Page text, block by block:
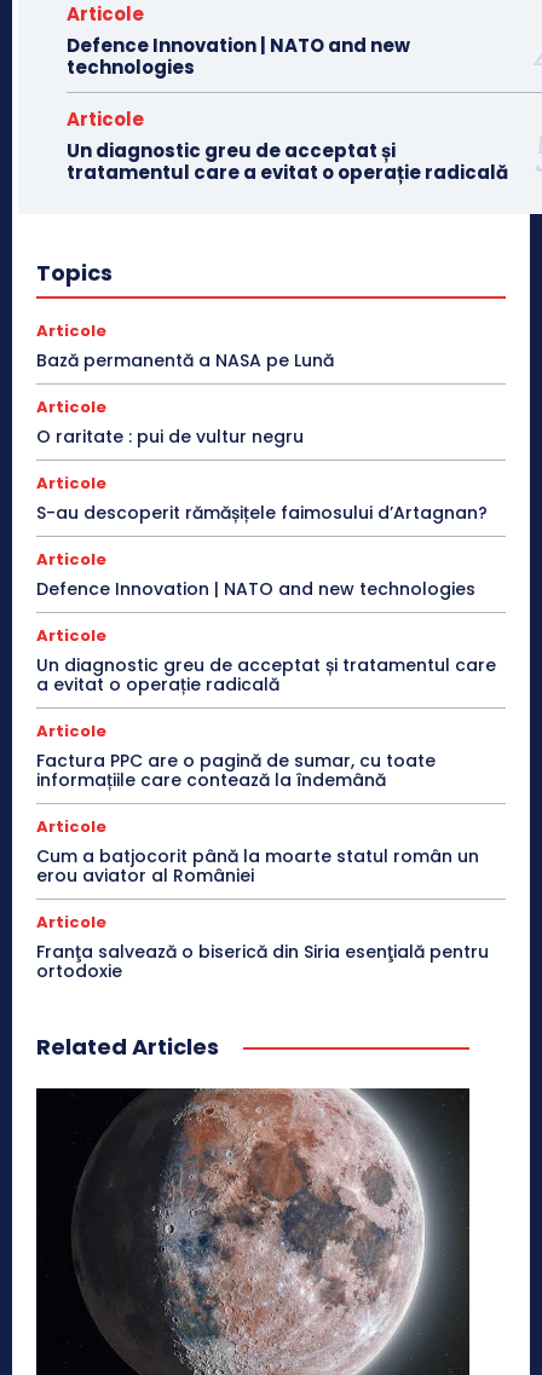
Articole
Defence Innovation | NATO and new
technologies
Articole
Un diagnostic greu de acceptat și
tratamentul care a evitat o operație radicală
Topics
Articole
Bază permanentă a NASA pe Lună
Articole
O raritate : pui de vultur negru
Articole
S-au descoperit rămășițele faimosului d’Artagnan?
Articole
Defence Innovation | NATO and new technologies
Articole
Un diagnostic greu de acceptat și tratamentul care
a evitat o operație radicală
Articole
Factura PPC are o pagină de sumar, cu toate
informațiile care contează la îndemână
Articole
Cum a batjocorit până la moarte statul român un
erou aviator al României
Articole
Franţa salvează o biserică din Siria esenţială pentru
ortodoxie
Related Articles